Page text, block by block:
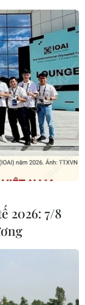
ly tập
Thuận An,
để đưa tất cả
hạn Puku
2026: 7/8